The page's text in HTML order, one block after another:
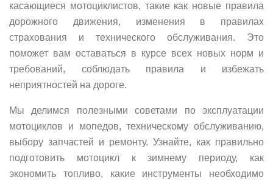
касающиеся мотоциклистов, такие как новые правила
дорожного движения, изменения в правилах
страхования и технического обслуживания. Это
поможет вам оставаться в курсе всех новых норм и
требований, соблюдать правила и избежать
неприятностей на дороге.
Мы делимся полезными советами по эксплуатации
мотоциклов и мопедов, техническому обслуживанию,
выбору запчастей и ремонту. Узнайте, как правильно
подготовить мотоцикл к зимнему периоду, как
экономить топливо, какие инструменты необходимо